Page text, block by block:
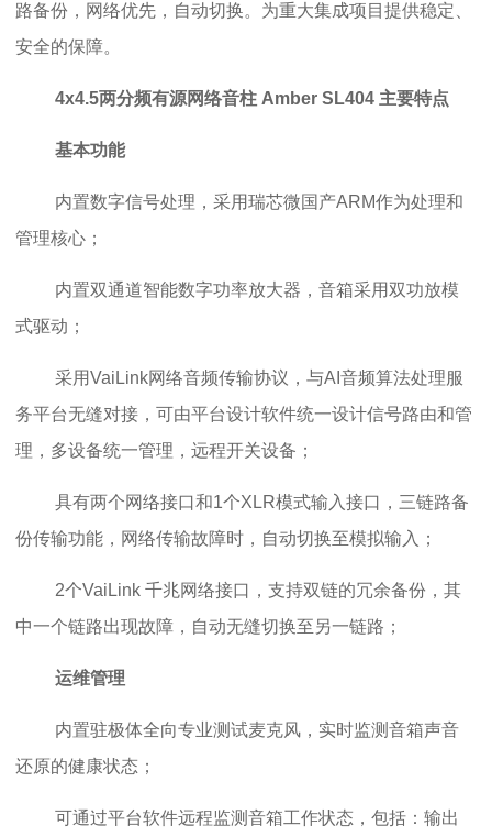
路备份，网络优先，自动切换。为重大集成项目提供稳定、
安全的保障。
4x4.5两分频有源网络音柱 Amber SL404 主要特点
基本功能
内置数字信号处理，采用瑞芯微国产ARM作为处理和
管理核心；
内置双通道智能数字功率放大器，音箱采用双功放模
式驱动；
采用VaiLink网络音频传输协议，与AI音频算法处理服
务平台无缝对接，可由平台设计软件统一设计信号路由和管
理，多设备统一管理，远程开关设备；
具有两个网络接口和1个XLR模式输入接口，三链路备
份传输功能，网络传输故障时，自动切换至模拟输入；
2个VaiLink 千兆网络接口，支持双链的冗余备份，其
中一个链路出现故障，自动无缝切换至另一链路；
运维管理
内置驻极体全向专业测试麦克风，实时监测音箱声音
还原的健康状态；
可通过平台软件远程监测音箱工作状态，包括：输出